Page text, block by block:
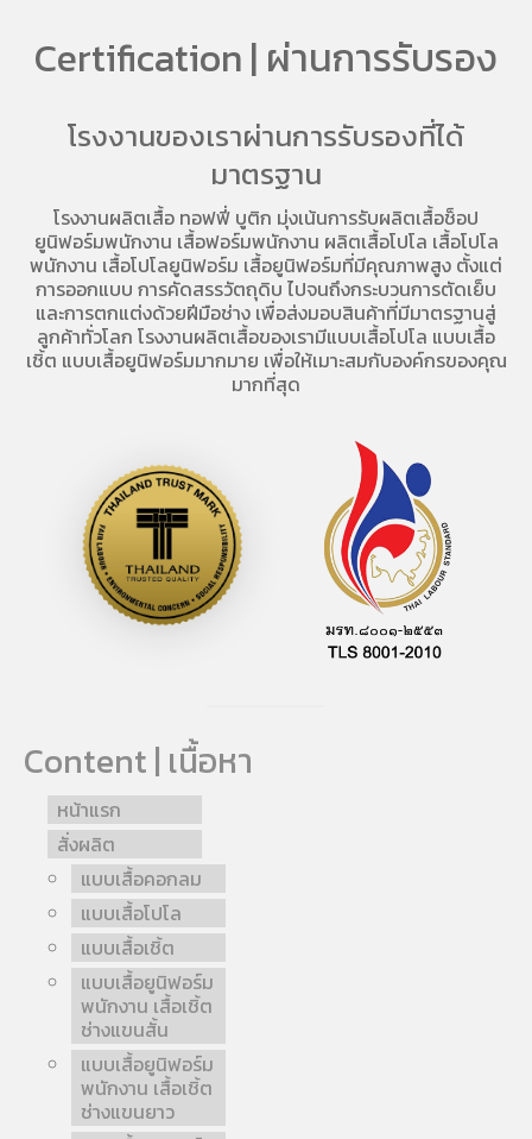
Certification | ผ่านการรับรอง
โรงงานของเราผ่านการรับรองที่ได้
มาตรฐาน
โรงงานผลิตเสื้อ ทอฟฟี่ บูติก มุ่งเน้นการรับผลิตเสื้อช็อป
ยูนิฟอร์มพนักงาน เสื้อฟอร์มพนักงาน ผลิตเสื้อโปโล เสื้อโปโล
พนักงาน เสื้อโปโลยูนิฟอร์ม เสื้อยูนิฟอร์มที่มีคุณภาพสูง ตั้งแต่
การออกแบบ การคัดสรรวัตถุดิบ ไปจนถึงกระบวนการตัดเย็บ
และการตกแต่งด้วยฝีมือช่าง เพื่อส่งมอบสินค้าที่มีมาตรฐานสู่
ลูกค้าทั่วโลก โรงงานผลิตเสื้อของเรามีแบบเสื้อโปโล แบบเสื้อ
เชิ้ต แบบเสื้อยูนิฟอร์มมากมาย เพื่อให้เมาะสมกับองค์กรของคุณ
มากที่สุด
Content | เนื้อหา
หน้าแรก
สั่งผลิต
แบบเสื้อคอกลม
แบบเสื้อโปโล
แบบเสื้อเชิ้ต
แบบเสื้อยูนิฟอร์ม
พนักงาน เสื้อเชิ้ต
ช่างแขนสั้น
แบบเสื้อยูนิฟอร์ม
พนักงาน เสื้อเชิ้ต
ช่างแขนยาว